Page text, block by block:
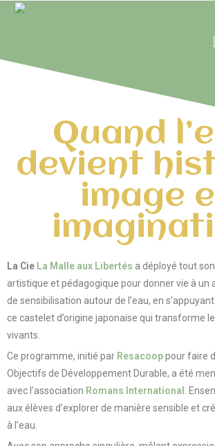
Quand
devient
image
La Cie La Malle aux Libertés a déployé tout
artistique et pédagogique pour donner vie à un
de sensibilisation autour de l’eau, en
ce castelet d’origine japonaise qui transforme
vivants.
Ce programme, initié par Resacooppour faire
Objectifs de Développement Durable, a été
avec l’association Romans International .
aux élèves d’explorer de manière sensible et
à l’eau.